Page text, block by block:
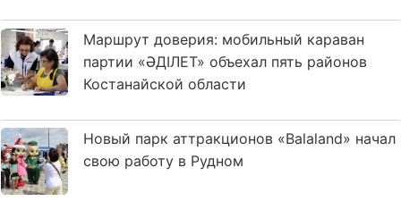
Маршрут доверия: мобильный караван
партии «ӘДІЛЕТ» объехал пять районов
Костанайской области
Новый парк аттракционов «Balaland» начал
свою работу в Рудном